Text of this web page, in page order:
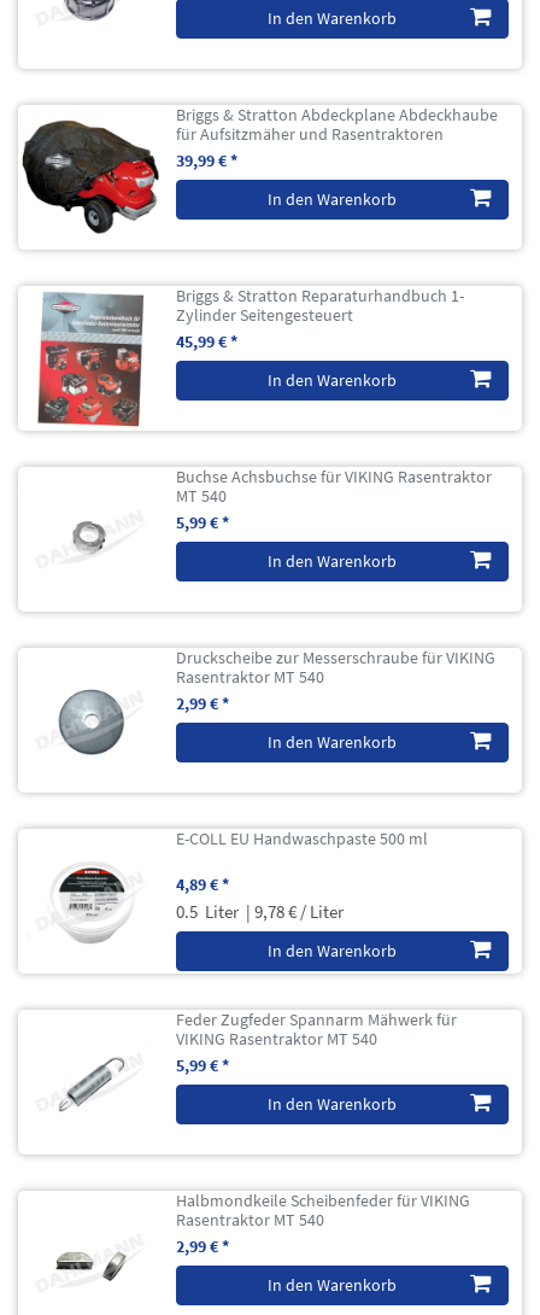
In den Warenkorb
Briggs & Stratton Abdeckplane Abdeckhaube
für Aufsitzmäher und Rasentraktoren
39,99 € *
In den Warenkorb
Briggs & Stratton Reparaturhandbuch 1-
Zylinder Seitengesteuert
45,99 € *
In den Warenkorb
Buchse Achsbuchse für VIKING Rasentraktor
MT 540
5,99 € *
In den Warenkorb
Druckscheibe zur Messerschraube für VIKING
Rasentraktor MT 540
2,99 € *
In den Warenkorb
E-COLL EU Handwaschpaste 500 ml
4,89 € *
0.5 Liter | 9,78 € / Liter
In den Warenkorb
Feder Zugfeder Spannarm Mähwerk für
VIKING Rasentraktor MT 540
5,99 € *
In den Warenkorb
Halbmondkeile Scheibenfeder für VIKING
Rasentraktor MT 540
2,99 € *
In den Warenkorb